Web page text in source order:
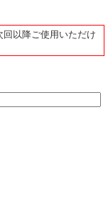
以降ご使用いただけ